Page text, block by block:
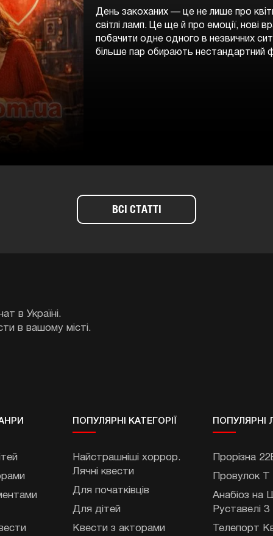
День закоханих — це не лише про
світлі ламп. Це ще й про емоції, нові
побачити одне одного в незвичних
більше пар обирають нестандартний
ВСІ СТАТТІ
в Україні.
в вашому місті.
ПОПУЛЯРНІ КАТЕГОРІЇ
Найстрашніші хоррор.
Лячні квести
Для початківців
Для дітей
Квести з акторами
ПОПУЛЯРНІ
Прорізна
Провулок
Анабіоз на
Руставелі 3
Телепорт